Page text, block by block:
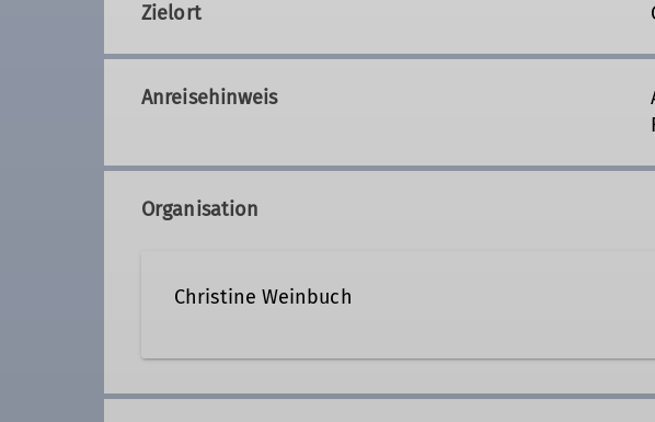
Zielort
Anreisehinweis
Organisation
Christine Weinbuch